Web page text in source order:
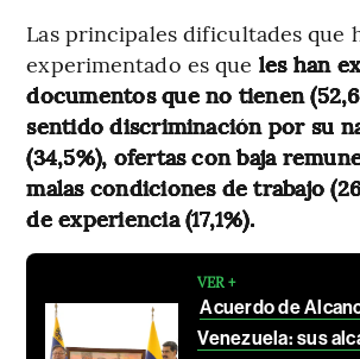
Las principales dificultades que
experimentado es que les han
documentos que no tienen
sentido discriminación por su
(34,5%), ofertas con baja
malas condiciones de trabajo
de experiencia (17,1%).
VER +
Acuerdo de
Venezuela: sus